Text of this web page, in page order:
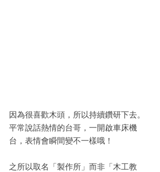
因為很喜歡木頭，所以持續鑽研下去。
平常說話熱情的台哥，一開啟車床機
台，表情會瞬間變不一樣哦！
之所以取名「製作所」而非「木工教